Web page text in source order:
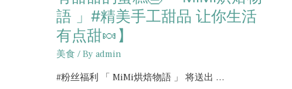
語 」#精美手工甜品 让你生活
有点甜🍬】
美食 / By admin
#粉丝福利 「 MiMi烘焙物語 」 将送出 …